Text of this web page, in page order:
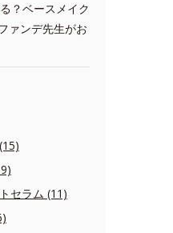
？ベースメイク
ァンデ先生がお
セラム (11)